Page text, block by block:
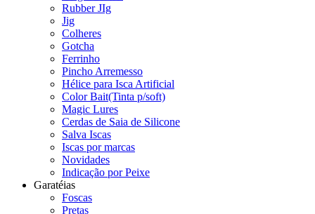
Rubber JIg
Jig
Colheres
Gotcha
Ferrinho
Pincho Arremesso
Hélice para Isca Artificial
Color Bait(Tinta p/soft)
Magic Lures
Cerdas de Saia de Silicone
Salva Iscas
Iscas por marcas
Novidades
Indicação por Peixe
Garatéias
Foscas
Pretas